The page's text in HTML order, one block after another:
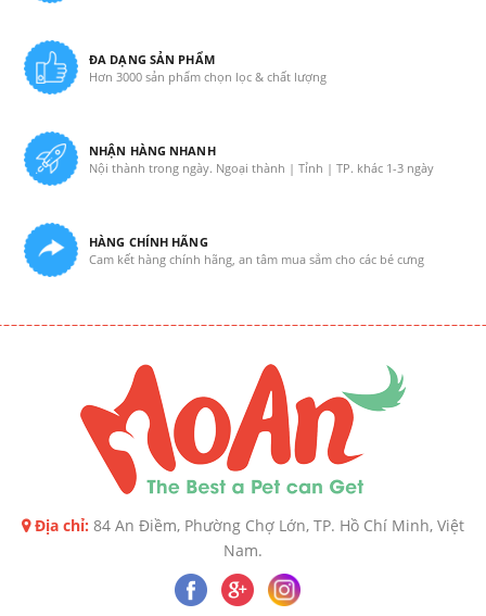
ĐA DẠNG SẢN PHẨM
Hơn 3000 sản phẩm chọn lọc & chất lượng
NHẬN HÀNG NHANH
Nội thành trong ngày. Ngoại thành | Tỉnh | TP. khác 1-3 ngày
HÀNG CHÍNH HÃNG
Cam kết hàng chính hãng, an tâm mua sắm cho các bé cưng
Địa chỉ: 84 An Điềm, Phường Chợ Lớn, TP. Hồ Chí Minh, Việt
Nam.